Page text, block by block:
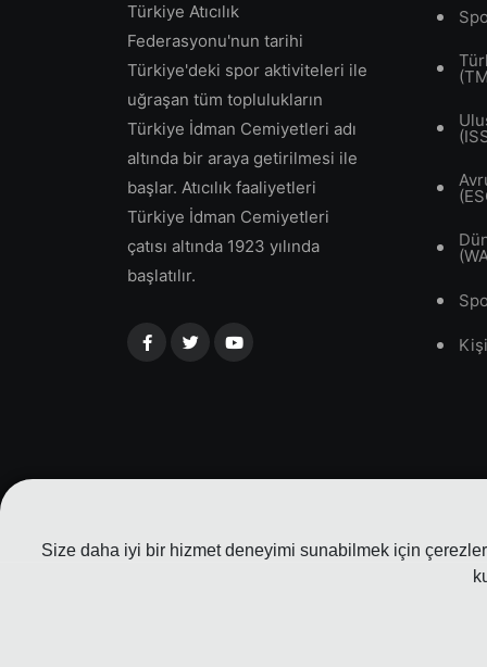
Size daha iyi bir hizmet deneyimi sunabilmek için
Türkiye Atıcılık
Federasyonu'nun tarihi
Türkiye'deki spor aktiviteleri ile
uğraşan tüm toplulukların
Türkiye İdman Cemiyetleri adı
altında bir araya getirilmesi ile
başlar. Atıcılık faaliyetleri
Türkiye İdman Cemiyetleri
çatısı altında 1923 yılında
başlatılır.